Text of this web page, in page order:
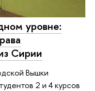
уровне:
Сирии
Вышки
2 и 4 курсов